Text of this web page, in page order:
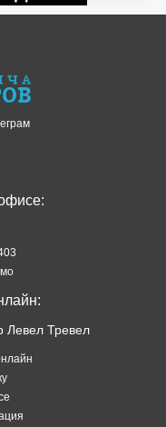
Левел Тревел